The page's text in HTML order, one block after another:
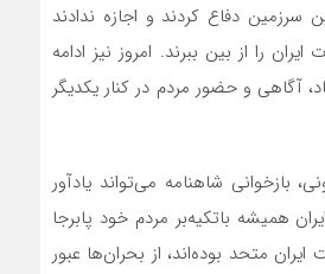
سرزمین دفاع کردند و اجازه ندادند
را از بین ببرند. امروز نیز ادامه
آگاهی و حضور مردم در کنار یکدیگر
بازخوانی شاهنامه می‌تواند یادآور
همیشه باتکیه‌بر مردم خود پابرجا
متحد بوده‌اند، از بحران‌ها عبور